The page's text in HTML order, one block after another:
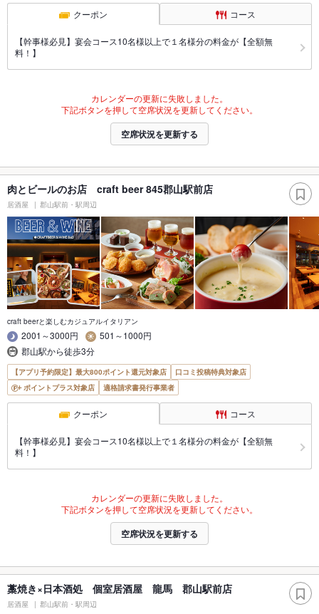
クーポン コース
【幹事様必見】宴会コース10名様以上で１名様分の料金が【全額無
料！】
カレンダーの更新に失敗しました。
下記ボタンを押して空席状況を更新してください。
空席状況を更新する
肉とビールのお店 craft beer 845郡山駅前店
居酒屋 郡山駅前・駅周辺
craft beerと楽しむカジュアルイタリアン
2001～3000円
501～1000円
郡山駅から徒歩3分
【アプリ予約限定】最大800ポイント還元対象店
口コミ投稿特典対象店
ポイントプラス対象店
適格請求書発行事業者
クーポン コース
【幹事様必見】宴会コース10名様以上で１名様分の料金が【全額無
料！】
カレンダーの更新に失敗しました。
下記ボタンを押して空席状況を更新してください。
空席状況を更新する
藁焼き×日本酒処 個室居酒屋 龍馬 郡山駅前店
居酒屋 郡山駅前・駅周辺